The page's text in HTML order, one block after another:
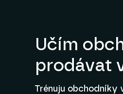
Učím
prodávat
Trénuju obchodníky